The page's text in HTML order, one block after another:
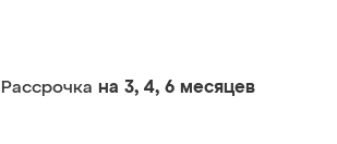
Рассрочка на 3, 4, 6 месяцев